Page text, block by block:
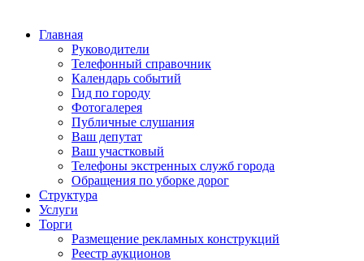
Главная
Руководители
Телефонный справочник
Календарь событий
Гид по городу
Фотогалерея
Публичные слушания
Ваш депутат
Ваш участковый
Телефоны экстренных служб города
Обращения по уборке дорог
Структура
Услуги
Торги
Размещение рекламных конструкций
Реестр аукционов